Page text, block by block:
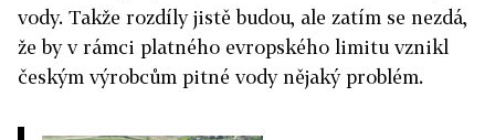
vody. Takže rozdíly jistě budou, ale zatím se nezdá,
že by v rámci platného evropského limitu vznikl
českým výrobcům pitné vody nějaký problém.